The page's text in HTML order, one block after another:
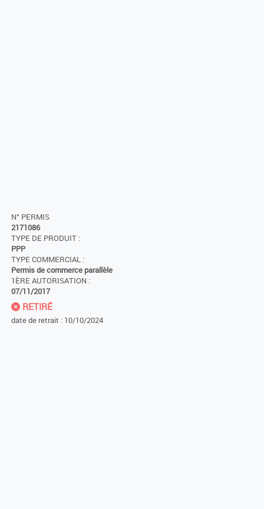
N° PERMIS
2171086
TYPE DE PRODUIT :
PPP
TYPE COMMERCIAL :
Permis de commerce parallèle
1ÈRE AUTORISATION :
07/11/2017
RETIRÉ
date de retrait : 10/10/2024